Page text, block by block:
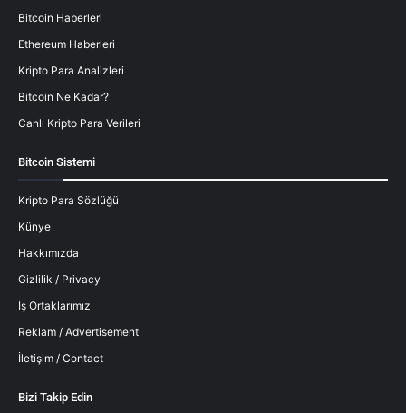
Bitcoin Haberleri
Ethereum Haberleri
Kripto Para Analizleri
Bitcoin Ne Kadar?
Canlı Kripto Para Verileri
Bitcoin Sistemi
Kripto Para Sözlüğü
Künye
Hakkımızda
Gizlilik / Privacy
İş Ortaklarımız
Reklam / Advertisement
İletişim / Contact
Bizi Takip Edin